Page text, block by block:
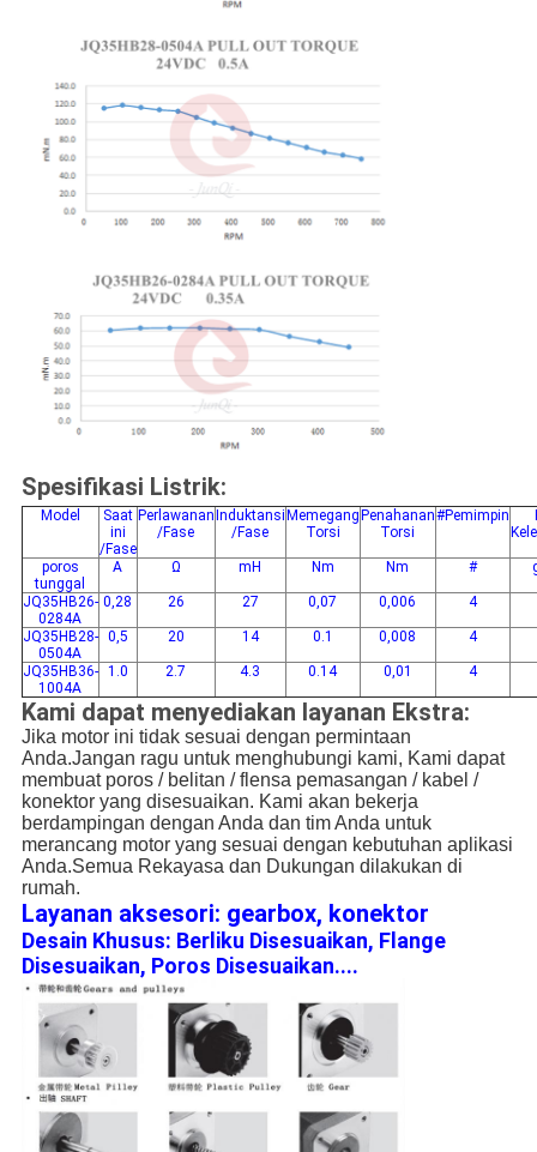
Spesifikasi Listrik:
Model
Saat
ini
/Fase
Perlawanan
/Fase
Induktansi
/Fase
Memegang
Torsi
Penahanan
Torsi
#Pemimpin
poros
tunggal
A Ω mH Nm Nm #
JQ35HB26-
0284A
0,28 26 27 0,07 0,006 4
JQ35HB28-
0504A
0,5 20 14 0.1 0,008 4
JQ35HB36-
1004A
1.0 2.7 4.3 0.14 0,01 4
Kami dapat menyediakan layanan Ekstra:
Jika motor ini tidak sesuai dengan permintaan
Anda.Jangan ragu untuk menghubungi kami, Kami dapat
membuat poros / belitan / flensa pemasangan / kabel /
konektor yang disesuaikan. Kami akan bekerja
berdampingan dengan Anda dan tim Anda untuk
merancang motor yang sesuai dengan kebutuhan aplikasi
Anda.Semua Rekayasa dan Dukungan dilakukan di
rumah.
Layanan aksesori: gearbox, konektor
Desain Khusus: Berliku Disesuaikan, Flange
Disesuaikan, Poros Disesuaikan....